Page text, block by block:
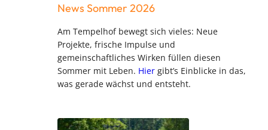
News Sommer 2026
Am Tempelhof bewegt sich vieles: Neue
Projekte, frische Impulse und
gemeinschaftliches Wirken füllen diesen
Sommer mit Leben. Hier gibt’s Einblicke in das,
was gerade wächst und entsteht.